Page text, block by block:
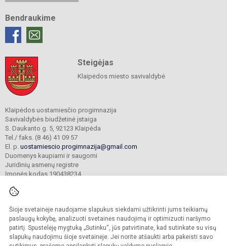
Šioje svetainėje naudojame slapukus siekdami užtikrinti jums teikiamų
paslaugų kokybę, analizuoti svetainės naudojimą ir optimizuoti naršymo
patirtį. Spustelėję mygtuką „Sutinku“, jūs patvirtinate, kad sutinkate su visų
slapukų naudojimu šioje svetainėje. Jei norite atšaukti arba pakeisti savo
Bendraukime
Steigėjas
Klaipėdos miesto savivaldybė
Klaipėdos uostamiesčio progimnazija
Savivaldybės biudžetinė įstaiga
S. Daukanto g. 5, 92123 Klaipėda
Tel./ faks. (8 46) 41 09 57
El. p. uostamiescio.progimnazija@gmail.com
Duomenys kaupiami ir saugomi
Juridinių asmenų registre
Įmonės kodas 190438234
© 2023. Klaipėdos uostamiesčio progimnazija. Visos teisės saugomos.
Kopijuoti turinį be raštiško gimnazijos sutikimo griežtai draudžiama.
Prieinamumo paraiška Slapukų valdymas